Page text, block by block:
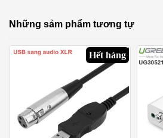
Những sảm phẩm tương tự
Hết hàng